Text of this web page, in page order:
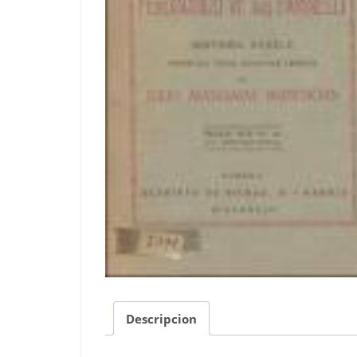
Descripcion